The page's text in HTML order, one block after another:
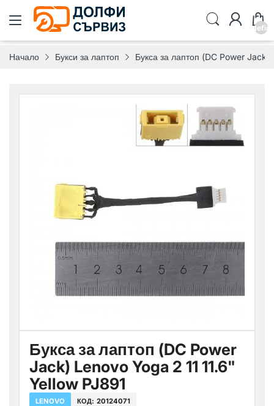
Начало Букси за лаптоп Букса за лаптоп (DC Power
Букса за лаптоп (DC Power
Jack) Lenovo Yoga 2 11 11.6"
Yellow PJ891
LENOVO КОД: 20124071